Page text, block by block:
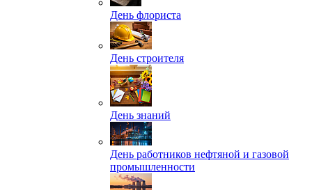
День флориста
День строителя
День знаний
День работников нефтяной и газовой
промышленности